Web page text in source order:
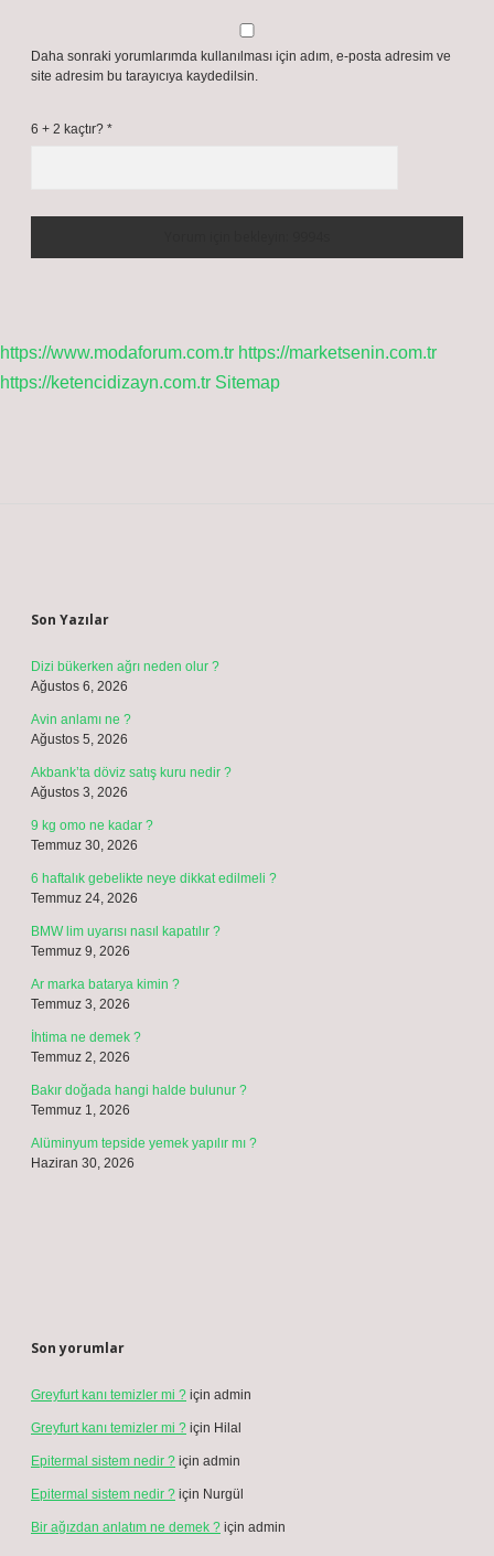
Daha sonraki yorumlarımda kullanılması için adım, e-posta adresim ve
site adresim bu tarayıcıya kaydedilsin.
6 + 2 kaçtır? *
https://www.modaforum.com.tr https://marketsenin.com.tr
https://ketencidizayn.com.tr Sitemap
Son Yazılar
Dizi bükerken ağrı neden olur ?
Ağustos 6, 2026
Avin anlamı ne ?
Ağustos 5, 2026
Akbank’ta döviz satış kuru nedir ?
Ağustos 3, 2026
9 kg omo ne kadar ?
Temmuz 30, 2026
6 haftalık gebelikte neye dikkat edilmeli ?
Temmuz 24, 2026
BMW lim uyarısı nasıl kapatılır ?
Temmuz 9, 2026
Ar marka batarya kimin ?
Temmuz 3, 2026
İhtima ne demek ?
Temmuz 2, 2026
Bakır doğada hangi halde bulunur ?
Temmuz 1, 2026
Alüminyum tepside yemek yapılır mı ?
Haziran 30, 2026
Son yorumlar
Greyfurt kanı temizler mi ? için admin
Greyfurt kanı temizler mi ? için Hilal
Epitermal sistem nedir ? için admin
Epitermal sistem nedir ? için Nurgül
Bir ağızdan anlatım ne demek ? için admin